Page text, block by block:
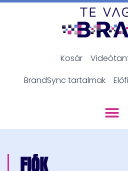
Kosár
BrandSync tartalmak
FIÓK